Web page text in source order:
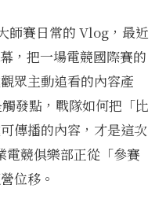
師賽日常的 Vlog，最近
，把一場電競國際賽的
眾主動追看的內容產
發點，戰隊如何把「比
傳播的內容，才是這次
競俱樂部正從「參賽
位移。